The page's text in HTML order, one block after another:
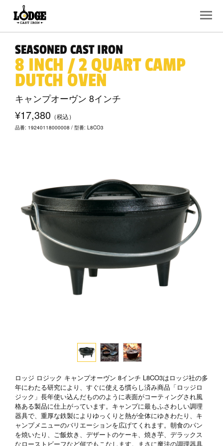
SEASONED CAST IRON
8 INCH / 2 QUART CAMP
DUTCH OVEN
キャンプオーヴン 8インチ
¥17,380 （税込）
品番: 19240118000008 / 型番: L8CO3
ロッジ ロジック キャンプオーヴン 8インチ L8CO3はロッジ社の多
年にわたる研究により、すぐに使える慣らし済み商品「ロッジロ
ジック」長年使い込んだもののように表面がコーティングされ風
格ある製品に仕上がっています。キャンプに最もふさわしい調理
器具で、重厚な鉄製によりゆっくりと熱が全体にゆきわたり、キ
ャンプメニューのバリエーションを広げてくれます。朝食のパン
を焼いたり、ご飯炊き、デザートのケーキ、焼き芋、デラックス
なローストビーフなど何でもこなします。まさに魔法の調理器具